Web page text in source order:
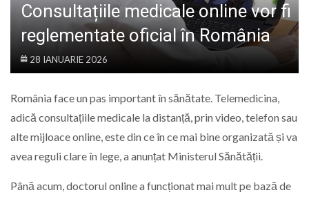
Consultațiile medicale online vor fi
reglementate oficial în România
28 IANUARIE 2026
România face un pas important în sănătate. Telemedicina,
adică consultațiile medicale la distanță, prin video, telefon sau
alte mijloace online, este din ce în ce mai bine organizată și va
avea reguli clare în lege, a anunțat Ministerul Sănătății.
Până acum, doctorul online a funcționat mai mult pe bază de